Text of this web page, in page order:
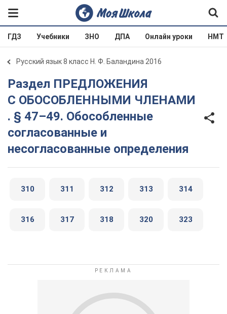
ГДЗ Учебники ЗНО ДПА Онлайн уроки НМТ
Русский язык 8 класс Н. Ф. Баландина 2016
Раздел ПРЕДЛОЖЕНИЯ
С ОБОСОБЛЕННЫМИ ЧЛЕНАМИ
. § 47–49. Обособленные
согласованные и
несогласованные определения
310 311 312 313 314
316 317 318 320 323